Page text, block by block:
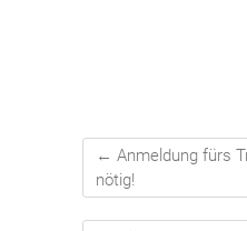
← Anmeldung fürs
nötig!